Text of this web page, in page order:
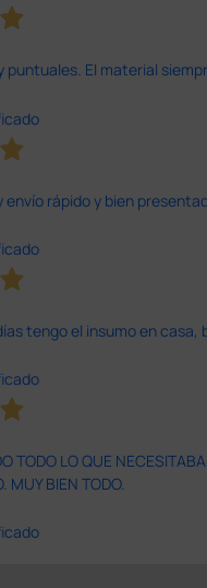
puntuales. El material
envío rápido y bien
tengo el insumo en casa,
TODO LO QUE
MUY BIEN TODO.